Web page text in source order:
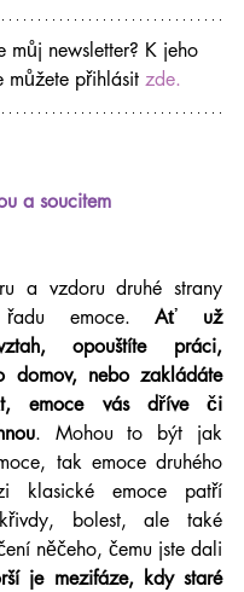
můj newsletter? K jeho
můžete přihlásit zde.
a soucitem
a vzdoru druhé strany
emoce. Ať už
opouštíte práci,
domov, nebo zakládáte
emoce vás dříve či
. Mohou to být jak
tak emoce druhého
klasické emoce patří
bolest, ale také
něčeho, čemu jste dali
je mezifáze, kdy staré